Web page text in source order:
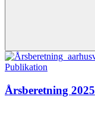
Publikation
Årsberetning 2025